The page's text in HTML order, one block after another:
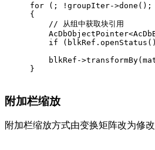
for (; !groupIter->done ();
{
// 从组中获取块引用
if (blkRef. openStatus
    blkRef->
transformBy
}
附加栏缩放
附加栏缩放方式由变换矩阵改为修